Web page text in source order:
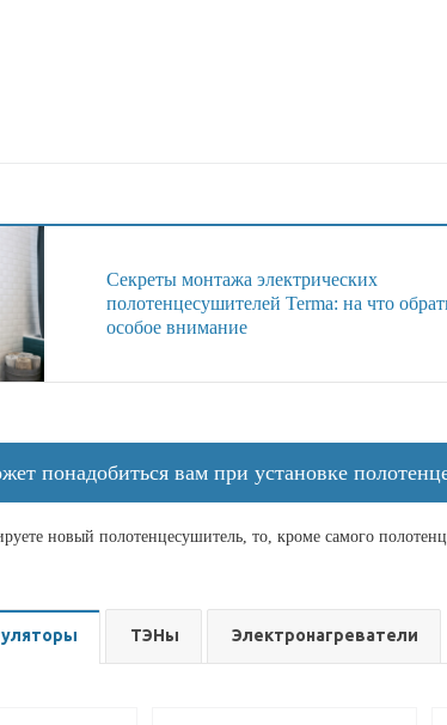
Секреты монтажа электрических
полотенцесушителей Terma: на что
особое внимание
понадобиться вам при установке
новый полотенцесушитель, то, кроме самого
ТЭНы Электронагреватели